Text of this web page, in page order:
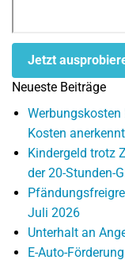
Jetzt
Neueste Beiträge
Kosten anerkennt
Kindergeld trotz
der 20-Stunden-
Juli 2026
Unterhalt an
E-Auto-